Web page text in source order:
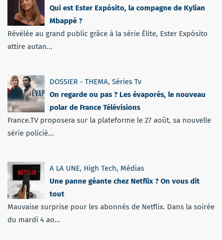
Qui est Ester Expósito, la compagne de Kylian
Mbappé ?
Révélée au grand public grâce à la série Élite, Ester Expósito
attire autan...
DOSSIER - THEMA, Séries Tv
On regarde ou pas ? Les évaporés, le nouveau
polar de France Télévisions
France.TV proposera sur la plateforme le 27 août, sa nouvelle
série policiè...
A LA UNE, High Tech, Médias
Une panne géante chez Netflix ? On vous dit
tout
Mauvaise surprise pour les abonnés de Netflix. Dans la soirée
du mardi 4 ao...